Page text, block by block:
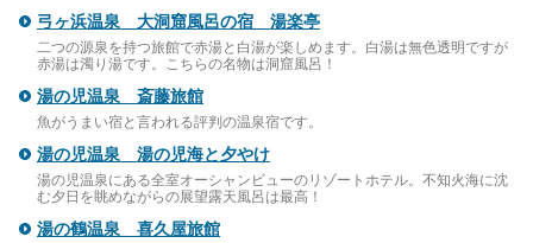
弓ヶ浜温泉 大洞窟風呂の宿 湯楽亭
二つの源泉を持つ旅館で赤湯と白湯が楽しめます。白湯は無色透明ですが
赤湯は濁り湯です。こちらの名物は洞窟風呂！
湯の児温泉 斎藤旅館
魚がうまい宿と言われる評判の温泉宿です。
湯の児温泉 湯の児海と夕やけ
湯の児温泉にある全室オーシャンビューのリゾートホテル。不知火海に沈
む夕日を眺めながらの展望露天風呂は最高！
湯の鶴温泉 喜久屋旅館